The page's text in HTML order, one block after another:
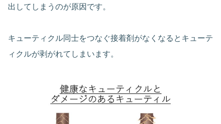
出してしまうのが原因です。
キューティクル同士をつなぐ接着剤がなくなるとキューテ
ィクルが剥がれてしまいます。